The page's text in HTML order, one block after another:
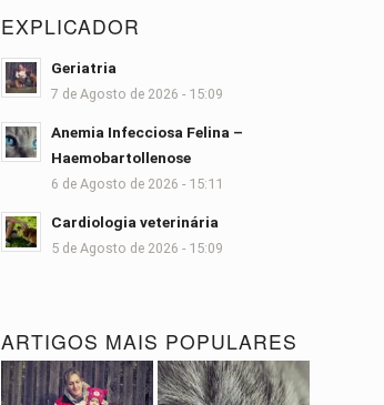
EXPLICADOR
Geriatria
7 de Agosto de 2026 - 15:09
Anemia Infecciosa Felina –
Haemobartollenose
6 de Agosto de 2026 - 15:11
Cardiologia veterinária
5 de Agosto de 2026 - 15:09
ARTIGOS MAIS POPULARES